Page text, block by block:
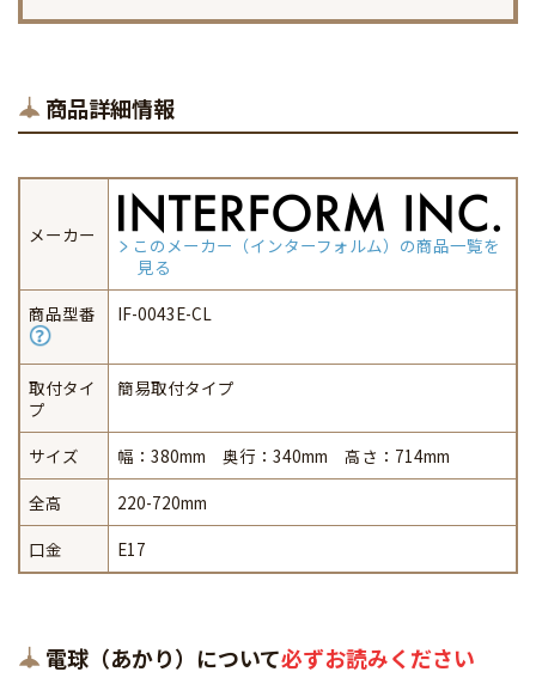
商品詳細情報
メーカー
このメーカー（インターフォルム）の商品一覧を
見る
商品型番
IF-0043E-CL
取付タイ
プ
簡易取付タイプ
サイズ
幅：380mm 奥行：340mm 高さ：714mm
全高
220-720mm
口金
E17
電球（あかり）について必ずお読みください